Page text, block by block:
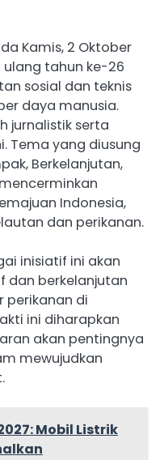
Kamis, 2 Oktober
tahun ke-26
sosial dan teknis
daya manusia.
jurnalistik serta
Tema yang diusung
Berkelanjutan,
Indonesia,
dan perikanan.
inisiatif ini akan
dan berkelanjutan
perikanan di
ini diharapkan
akan pentingnya
mewujudkan
Mobil Listrik